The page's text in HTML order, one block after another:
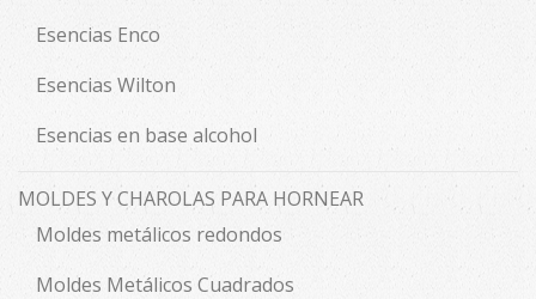
Esencias Enco
Esencias Wilton
Esencias en base alcohol
MOLDES Y CHAROLAS PARA HORNEAR
Moldes metálicos redondos
Moldes Metálicos Cuadrados